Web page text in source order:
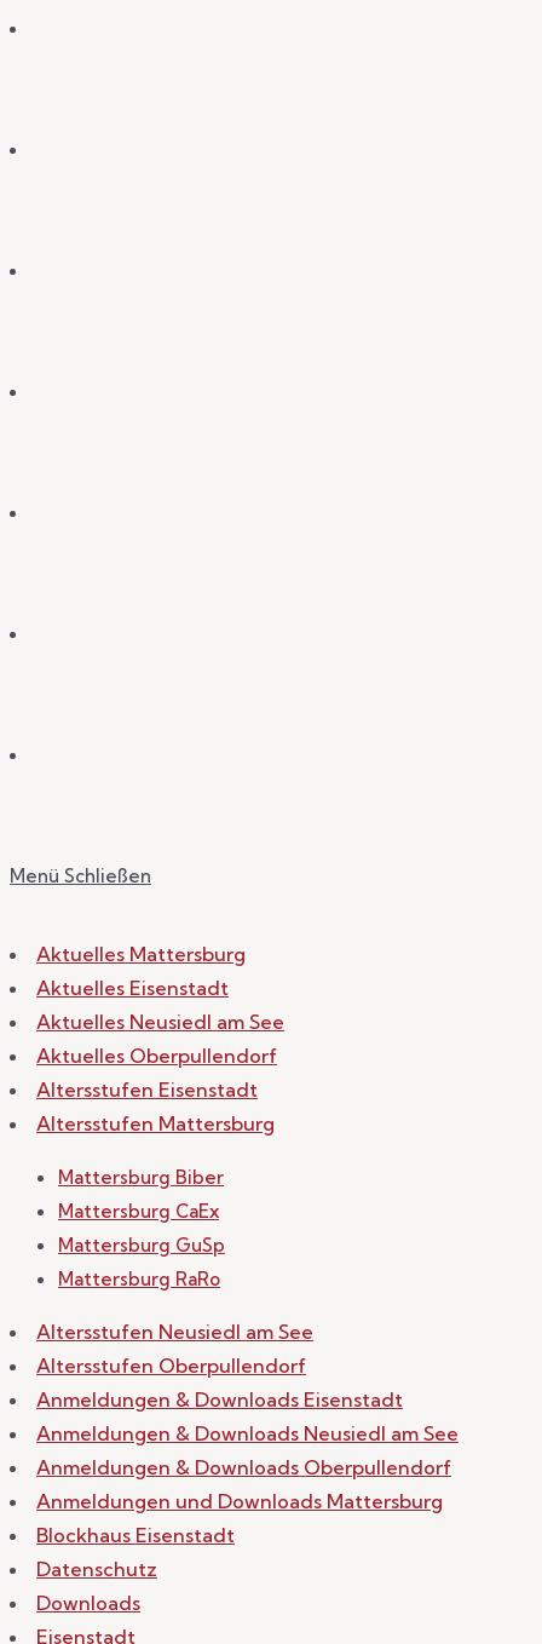
Menü Schließen
Aktuelles Mattersburg
Aktuelles Eisenstadt
Aktuelles Neusiedl am See
Aktuelles Oberpullendorf
Altersstufen Eisenstadt
Altersstufen Mattersburg
Mattersburg Biber
Mattersburg CaEx
Mattersburg GuSp
Mattersburg RaRo
Altersstufen Neusiedl am See
Altersstufen Oberpullendorf
Anmeldungen & Downloads Eisenstadt
Anmeldungen & Downloads Neusiedl am See
Anmeldungen & Downloads Oberpullendorf
Anmeldungen und Downloads Mattersburg
Blockhaus Eisenstadt
Datenschutz
Downloads
Eisenstadt